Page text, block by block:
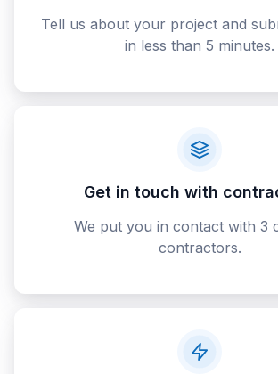
Tell us about your project and
in less than 5 minutes.
Get in touch with
We put you in contact with 3
contractors.